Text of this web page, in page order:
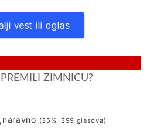
vest ili oglas
ZIMNICU?
(35%, 399 glasova)